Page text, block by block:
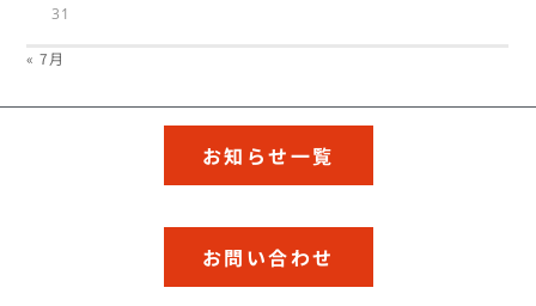
31
« 7月
お知らせ一覧
お問い合わせ